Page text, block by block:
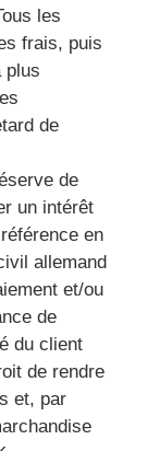
les
frais, puis
plus
de
de
un intérêt
en
allemand
et/ou
de
du client
de rendre
et, par